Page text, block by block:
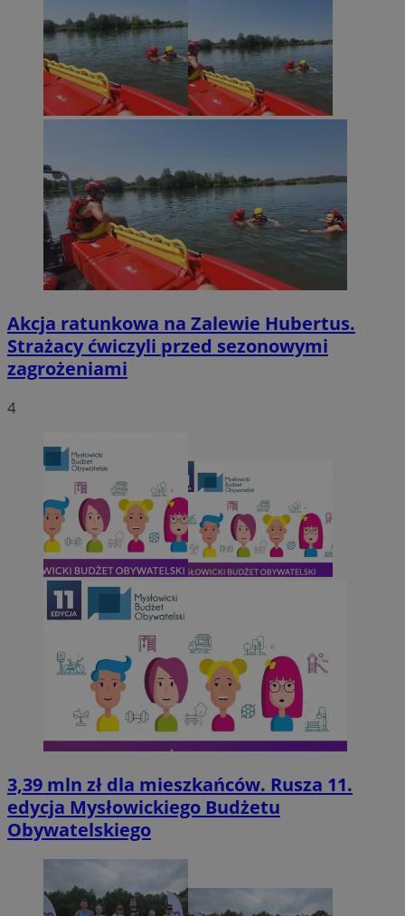
Akcja ratunkowa na Zalewie Hubertus.
Strażacy ćwiczyli przed sezonowymi
zagrożeniami
4
3,39 mln zł dla mieszkańców. Rusza 11.
edycja Mysłowickiego Budżetu
Obywatelskiego